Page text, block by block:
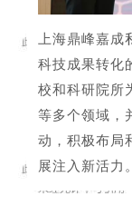
上海鼎峰嘉
科技成果转化
校和科研院所
等多个领域，
动，积极布局
展注入新活力。